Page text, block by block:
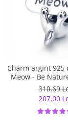
Charm argint 925
Meow - Be
310,69
207,00